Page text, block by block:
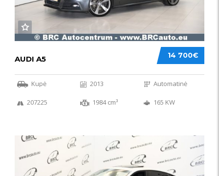
14 700€
AUDI A5
Kupė 2013 Automatinė
207225 1984 cm³ 165 KW